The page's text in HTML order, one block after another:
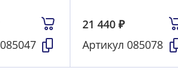
085047
21 440₽
Артикул 085078